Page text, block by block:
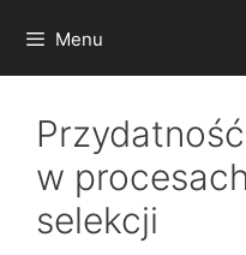
Menu
w
selekcji